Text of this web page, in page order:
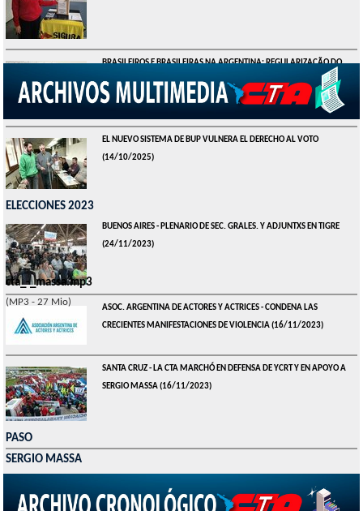
BRASILEIROS E BRASILEIRAS NA ARGENTINA: REGULARIZAÇÃO DO
TÍTULO ELEITORAL ATÉ 06 DE MAIO (28/04/2026)
EL NUEVO SISTEMA DE BUP VULNERA EL DERECHO AL VOTO
(14/10/2025)
ELECCIONES 2023
BUENOS AIRES - PLENARIO DE SEC. GRALES. Y ADJUNTXS EN TIGRE
(24/11/2023)
ASOC. ARGENTINA DE ACTORES Y ACTRICES - CONDENA LAS
CRECIENTES MANIFESTACIONES DE VIOLENCIA(16/11/2023)
SANTA CRUZ - LA CTA MARCHÓ EN DEFENSA DE YCRT Y EN APOYO A
SERGIO MASSA(16/11/2023)
PASO
SERGIO MASSA
CRECIENTES MANIFESTACIONES DE VIOLENCIA(16/11/2023)
cta_-_massa.mp3
(MP3 - 27 Mio)